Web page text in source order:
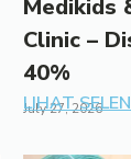
Medikids
Clinic –
40%
July 27, 2026
LIHAT